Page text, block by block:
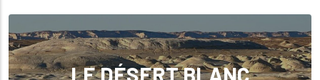
LE DÉSERT BLANC